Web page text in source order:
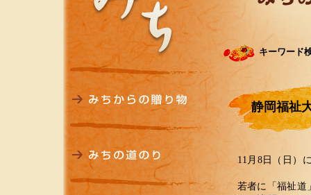
キーワード
静岡福祉
11月8日（日）
若者に「福祉道